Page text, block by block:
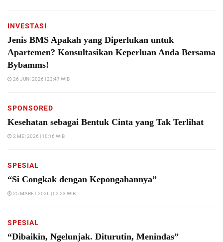
INVESTASI
Jenis BMS Apakah yang Diperlukan untuk
Apartemen? Konsultasikan Keperluan Anda Bersama
Bybamms!
26 JUNI 2026 | 23:47 WIB
SPONSORED
Kesehatan sebagai Bentuk Cinta yang Tak Terlihat
2 MEI 2026 | 10:16 WIB
SPESIAL
“Si Congkak dengan Kepongahannya”
25 MARET 2026 | 02:23 WIB
SPESIAL
“Dibaikin, Ngelunjak. Diturutin, Menindas”